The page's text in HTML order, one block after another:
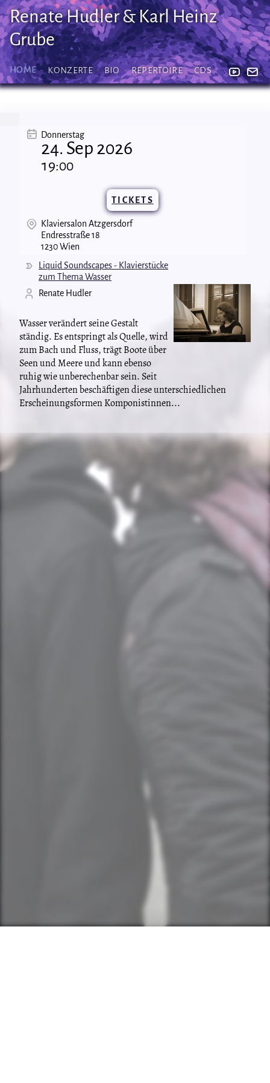
Renate Hudler & Karl Heinz
Grube
Home Konzerte Bio Repertoire CDs
Donnerstag
24. Sep 2026
19:00
TICKETS
Klaviersalon Atzgersdorf
Endresstraße 18
1230 Wien
Liquid Soundscapes - Klavierstücke
zum Thema Wasser
Renate Hudler
Wasser verändert seine Gestalt
ständig. Es entspringt als Quelle, wird
zum Bach und Fluss, trägt Boote über
Seen und Meere und kann ebenso
ruhig wie unberechenbar sein. Seit
Jahrhunderten beschäftigen diese unterschiedlichen
Erscheinungsformen Komponistinnen...